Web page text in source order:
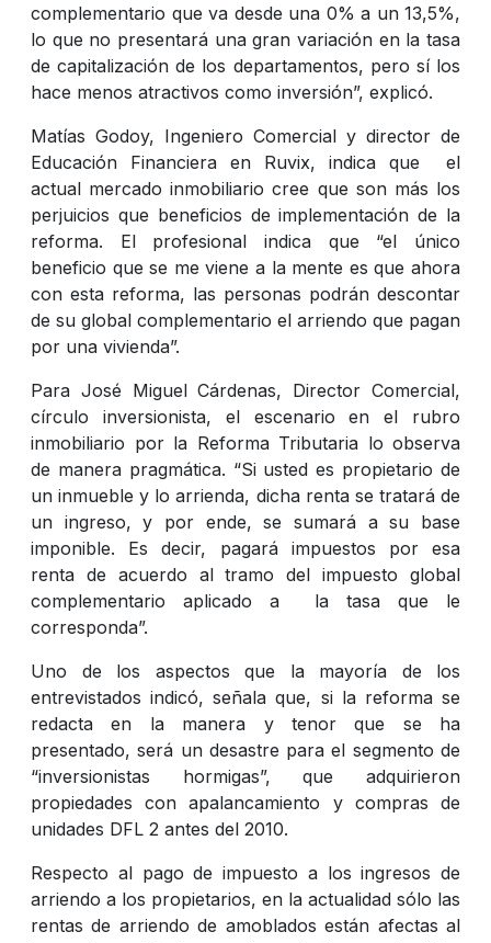
complementario que va desde una 0% a un 13,5%,
lo que no presentará una gran variación en la tasa
de capitalización de los departamentos, pero sí los
hace menos atractivos como inversión”, explicó.
Matías Godoy, Ingeniero Comercial y director de
Educación Financiera en Ruvix, indica que el
actual mercado inmobiliario cree que son más los
perjuicios que beneficios de implementación de la
reforma. El profesional indica que “el único
beneficio que se me viene a la mente es que ahora
con esta reforma, las personas podrán descontar
de su global complementario el arriendo que pagan
por una vivienda”.
Para José Miguel Cárdenas, Director Comercial,
círculo inversionista, el escenario en el rubro
inmobiliario por la Reforma Tributaria lo observa
de manera pragmática. “Si usted es propietario de
un inmueble y lo arrienda, dicha renta se tratará de
un ingreso, y por ende, se sumará a su base
imponible. Es decir, pagará impuestos por esa
renta de acuerdo al tramo del impuesto global
complementario aplicado a la tasa que le
corresponda”.
Uno de los aspectos que la mayoría de los
entrevistados indicó, señala que, si la reforma se
redacta en la manera y tenor que se ha
presentado, será un desastre para el segmento de
“inversionistas hormigas”, que adquirieron
propiedades con apalancamiento y compras de
unidades DFL 2 antes del 2010.
Respecto al pago de impuesto a los ingresos de
arriendo a los propietarios, en la actualidad sólo las
rentas de arriendo de amoblados están afectas al